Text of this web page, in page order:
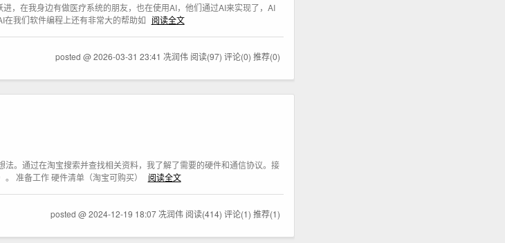
，在我身边有做医疗系统的朋友，也在使用AI，他们通过AI来实现了，AI
我们软件编程上还有非常大的帮助如 阅读全文
posted @ 2026-03-31 23:41 冼润伟 阅读(97) 评论(0) 推荐(0)
。通过在淘宝搜索并查找相关资料，我了解了需要的硬件和通信协议。接
准备工作 硬件清单（淘宝可购买）
阅读全文
posted @ 2024-12-19 18:07 冼润伟 阅读(414) 评论(1) 推荐(1)